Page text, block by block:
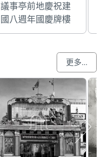
議事亭前地慶祝建
國八週年國慶牌樓
更多...